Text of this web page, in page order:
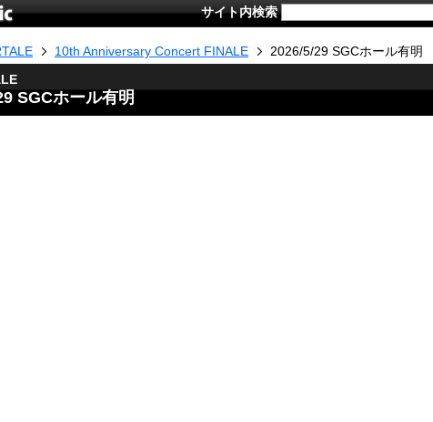
サイト内検索
10th Anniversary Concert FINALE
2026/5/29 SGCホール有明
SGCホール有明